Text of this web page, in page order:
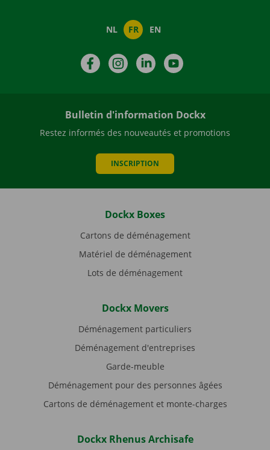
NL FR EN
FacebookInstagramLinkedIn
Bulletin d'information Dockx
Restez informés des nouveautés et promotions
INSCRIPTION
Dockx Boxes
Cartons de déménagement
Matériel de déménagement
Lots de déménagement
Dockx Movers
Déménagement particuliers
Déménagement d'entreprises
Garde-meuble
Déménagement pour des personnes âgées
Cartons de déménagement et monte-charges
Dockx Rhenus Archisafe